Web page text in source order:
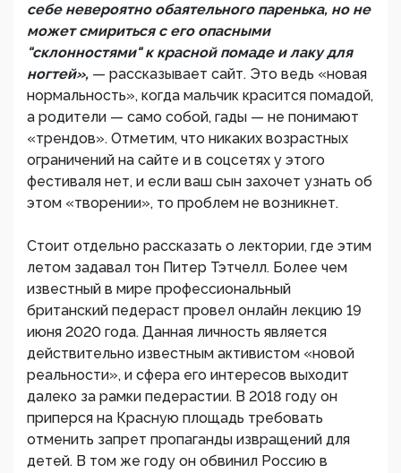
себе невероятно обаятельного паренька, но не
может смириться с его опасными
"склонностями" к красной помаде и лаку для
ногтей», — рассказывает сайт. Это ведь «новая
нормальность», когда мальчик красится помадой,
а родители — само собой, гады — не понимают
«трендов». Отметим, что никаких возрастных
ограничений на сайте и в соцсетях у этого
фестиваля нет, и если ваш сын захочет узнать об
этом «творении», то проблем не возникнет.
Стоит отдельно рассказать о лектории, где этим
летом задавал тон Питер Тэтчелл. Более чем
известный в мире профессиональный
британский педераст провел онлайн лекцию 19
июня 2020 года. Данная личность является
действительно известным активистом «новой
реальности», и сфера его интересов выходит
далеко за рамки педерастии. В 2018 году он
приперся на Красную площадь требовать
отменить запрет пропаганды извращений для
детей. В том же году он обвинил Россию в